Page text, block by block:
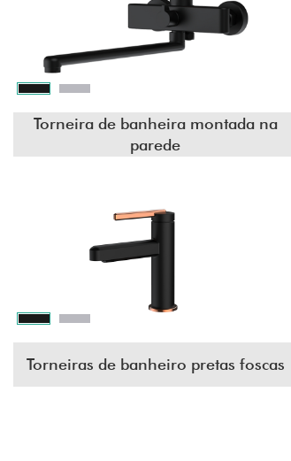
Torneira de banheira montada na
parede
Torneiras de banheiro pretas foscas